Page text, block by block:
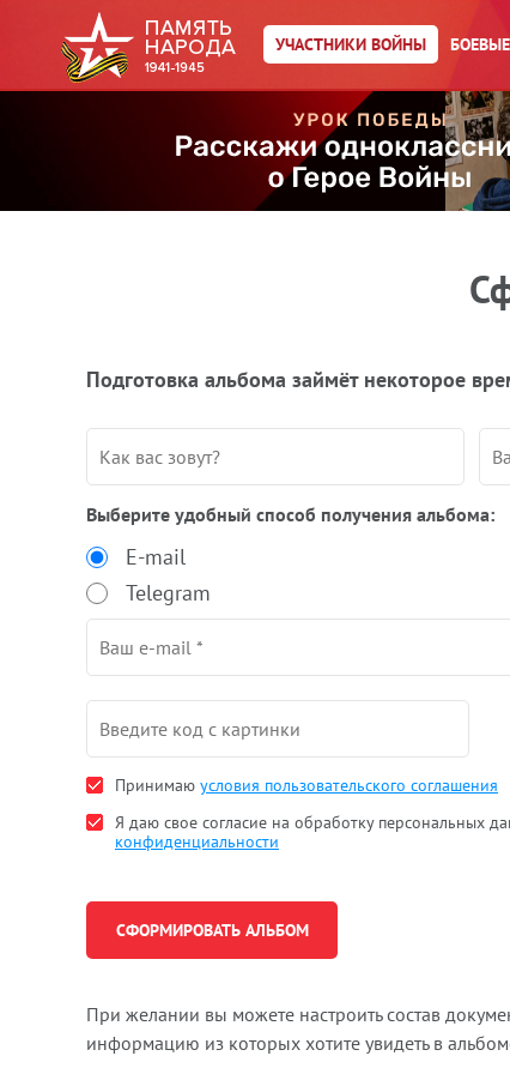
УЧАСТНИКИ ВОЙНЫ
Подготовка альбома займёт некоторое
Выберите удобный способ получения альбома:
E-mail
Telegram
Принимаю условия пользовательского соглашения
Я даю свое согласие на обработку персональных
конфиденциальности
При желании вы можете настроить состав
информацию из которых хотите увидеть в